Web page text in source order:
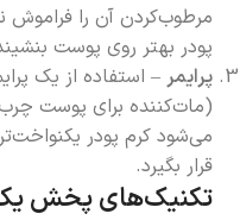
مرطوب‌کردن آن را فراموش
پودر بهتر روی پوست
پرایمر – استفاده از یک
(مات‌کننده برای پوست
می‌شود کرم پودر
قرار بگیرد.
تکنیک‌های پخش